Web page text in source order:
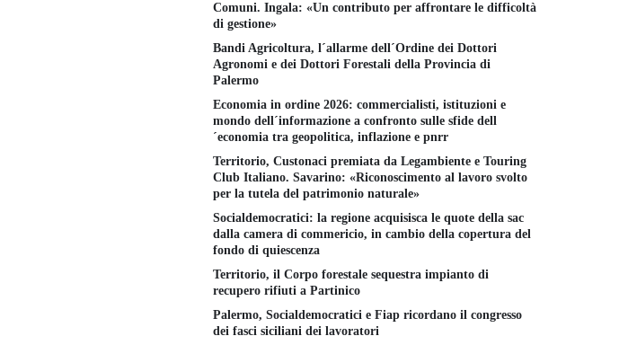
Comuni. Ingala: «Un contributo per affrontare le difficoltà
di gestione»
Bandi Agricoltura, l´allarme dell´Ordine dei Dottori
Agronomi e dei Dottori Forestali della Provincia di
Palermo
Economia in ordine 2026: commercialisti, istituzioni e
mondo dell´informazione a confronto sulle sfide dell
´economia tra geopolitica, inflazione e pnrr
Territorio, Custonaci premiata da Legambiente e Touring
Club Italiano. Savarino: «Riconoscimento al lavoro svolto
per la tutela del patrimonio naturale»
Socialdemocratici: la regione acquisisca le quote della sac
dalla camera di commericio, in cambio della copertura del
fondo di quiescenza
Territorio, il Corpo forestale sequestra impianto di
recupero rifiuti a Partinico
Palermo, Socialdemocratici e Fiap ricordano il congresso
dei fasci siciliani dei lavoratori